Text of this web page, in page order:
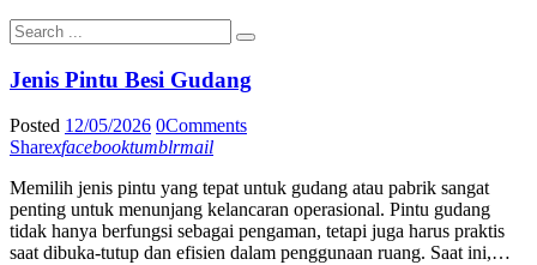
Jenis Pintu Besi Gudang
Posted 12/05/2026 0Comments
Sharexfacebooktumblrmail
Memilih jenis pintu yang tepat untuk gudang atau pabrik sangat
penting untuk menunjang kelancaran operasional. Pintu gudang
tidak hanya berfungsi sebagai pengaman, tetapi juga harus praktis
saat dibuka-tutup dan efisien dalam penggunaan ruang. Saat ini,…